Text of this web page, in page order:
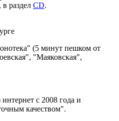
раздел CD.
(5 минут пешком от
"Маяковская",
c 2008 года и
качеством".